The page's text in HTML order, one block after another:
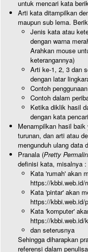
untuk mencari kata
Arti kata ditampilkan
maupun sub lema.
Jenis kata atau
dengan warna
Arahkan mouse
keterangannya)
Arti ke-1, 2, 3 dan
dengan latar
Contoh
Contoh dalam
Ketika diklik hasil
dengan kata
Menampilkan hasil
turunan, dan arti atau
mengunduh ulang data
Pranala (Pretty
definisi kata, misalnya :
Kata 'rumah' akan
https://kbbi.web.id/
Kata 'pintar' akan
https://kbbi.web.id/
Kata 'komputer'
https://kbbi.web.id/
dan seterusnya
Sehingga diharapkan
referensi dalam